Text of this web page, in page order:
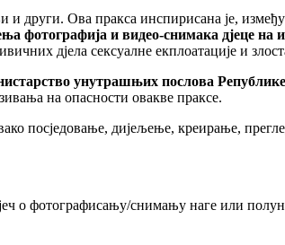
други. Ова пракса инспирисана је, између
фотографија и видео-снимака дјеце на
дјела сексуалне екплоатације и
унутрашњих послова
на опасности овакве праксе.
посједовање, дијељење, креирање,
о фотографисању/снимању наге или